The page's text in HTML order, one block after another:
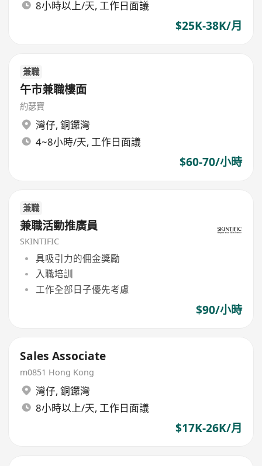
8小時以上/天, 工作日面議
$25K-38K/月
兼職
午市兼職樓面
約瑟寶
灣仔, 銅鑼灣
4~8小時/天, 工作日面議
$60-70/小時
兼職
兼職活動推廣員
SKINTIFIC
具吸引力的佣金獎勵
入職培訓
工作全部日子優先考慮
$90/小時
Sales Associate
m0851 Hong Kong
灣仔, 銅鑼灣
8小時以上/天, 工作日面議
$17K-26K/月